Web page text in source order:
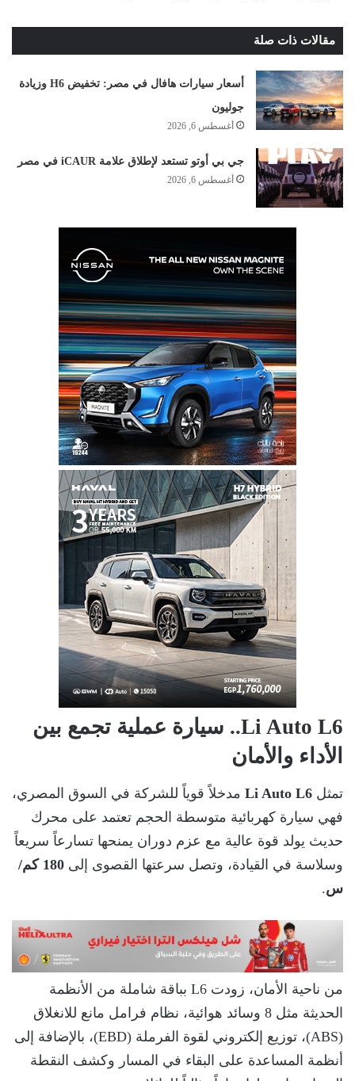
مقالات ذات صلة
أسعار سيارات هافال في مصر: تخفيض H6 وزيادة
جوليون
أغسطس 6, 2026
جي بي أوتو تستعد لإطلاق علامة iCAUR في مصر
أغسطس 6, 2026
Li Auto L6.. سيارة عملية تجمع بين
الأداء والأمان
تمثل Li Auto L6 مدخلاً قوياً للشركة في السوق المصري،
فهي سيارة كهربائية متوسطة الحجم تعتمد على محرك
حديث يولد قوة عالية مع عزم دوران يمنحها تسارعاً سريعاً
وسلاسة في القيادة، وتصل سرعتها القصوى إلى
180 كم/
س.
من ناحية الأمان، زودت L6 بباقة شاملة من الأنظمة
الحديثة مثل 8 وسائد هوائية، نظام فرامل مانع للانغلاق
(ABS)، توزيع إلكتروني لقوة الفرملة (EBD)، بالإضافة إلى
أنظمة المساعدة على البقاء في المسار وكشف النقطة